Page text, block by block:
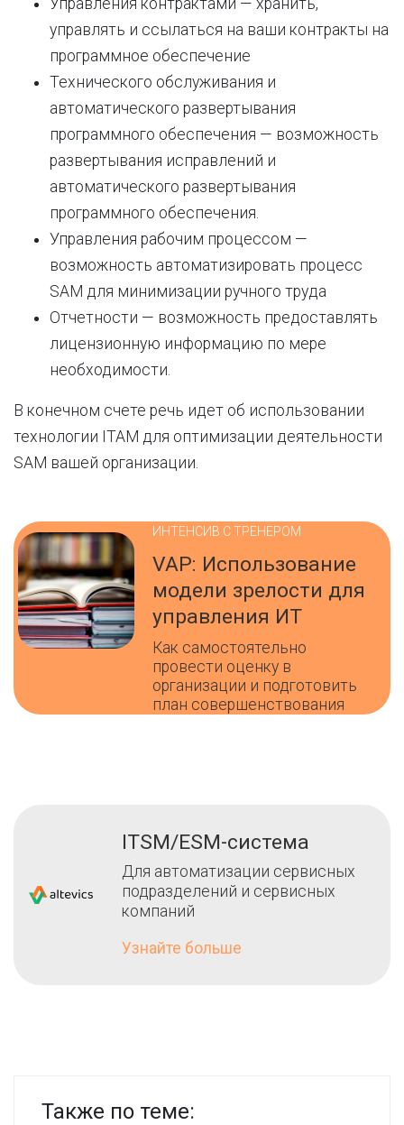
Управления контрактами — хранить,
управлять и ссылаться на ваши контракты на
программное обеспечение
Технического обслуживания и
автоматического развертывания
программного обеспечения — возможность
развертывания исправлений и
автоматического развертывания
программного обеспечения.
Управления рабочим процессом —
возможность автоматизировать процесс
SAM для минимизации ручного труда
Отчетности — возможность предоставлять
лицензионную информацию по мере
необходимости.
В конечном счете речь идет об использовании
технологии ITAM для оптимизации деятельности
SAM вашей организации.
ИНТЕНСИВ С ТРЕНЕРОМ
VAP: Использование
модели зрелости для
управления ИТ
Как самостоятельно
провести оценку в
организации и подготовить
план совершенствования
ITSM/ESM-система
Для автоматизации сервисных
подразделений и сервисных
компаний
Узнайте больше
Также по теме: